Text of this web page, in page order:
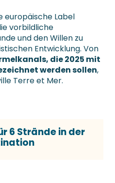
europäische Label
vorbildliche
und den Willen zu
Entwicklung. Von
die 2025 mit
werden sollen,
Terre et Mer.
6 Strände in der